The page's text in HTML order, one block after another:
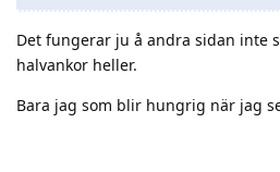
Det fungerar ju å andra sidan inte
halvankor heller.
Bara jag som blir hungrig när jag